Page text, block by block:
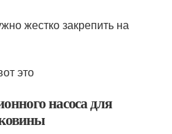
жестко закрепить на
это
насоса для